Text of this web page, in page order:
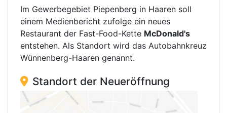
Im Gewerbegebiet Piepenberg in Haaren soll
einem Medienbericht zufolge ein neues
Restaurant der Fast-Food-Kette McDonald's
entstehen. Als Standort wird das Autobahnkreuz
Wünnenberg-Haaren genannt.
Standort der Neueröffnung